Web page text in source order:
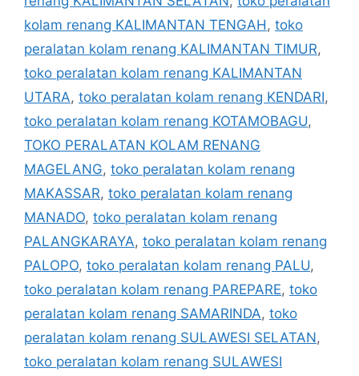
kolam renang KALIMANTAN TENGAH, toko
peralatan kolam renang KALIMANTAN TIMUR,
toko peralatan kolam renang KALIMANTAN
UTARA, toko peralatan kolam renang KENDARI,
toko peralatan kolam renang KOTAMOBAGU,
TOKO PERALATAN KOLAM RENANG
MAGELANG, toko peralatan kolam renang
MAKASSAR, toko peralatan kolam renang
MANADO, toko peralatan kolam renang
PALANGKARAYA, toko peralatan kolam renang
PALOPO, toko peralatan kolam renang PALU,
toko peralatan kolam renang PAREPARE, toko
peralatan kolam renang SAMARINDA, toko
peralatan kolam renang SULAWESI SELATAN,
toko peralatan kolam renang SULAWESI